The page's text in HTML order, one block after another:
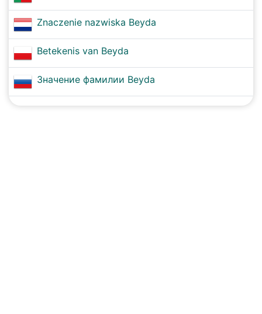
Znaczenie nazwiska Beyda
Betekenis van Beyda
Значение фамилии Beyda